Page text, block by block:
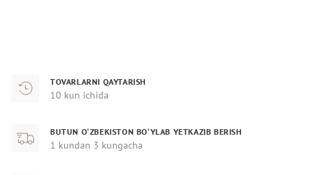
TOVARLARNI QAYTARISH
10 kun ichida
BUTUN O‘ZBEKISTON BO‘YLAB YETKAZIB BERISH
1 kundan 3 kungacha